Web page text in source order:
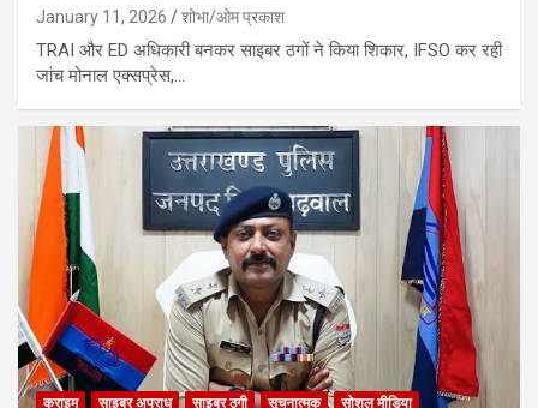
January 11, 2026 शोभा/ओम प्रकाश
TRAI और ED अधिकारी बनकर साइबर ठगों ने किया शिकार, IFSO कर रही
जांच मोनाल एक्सप्रेस,…
क्राइम साइबर अपराध साइबर ठगी सूचनात्मक सोशल मीडिया